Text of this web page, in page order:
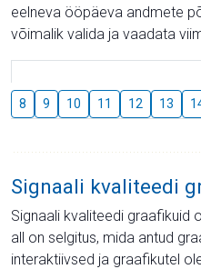
eelneva ööpäeva andmete
võimalik valida ja vaadata
8 9 10 11 12 13
Signaali kvaliteedi
Signaali kvaliteedi graafikuid
all on selgitus, mida antud
interaktiivsed ja graafikutel